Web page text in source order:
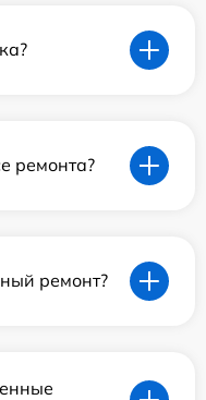
ремонта?
ремонт?